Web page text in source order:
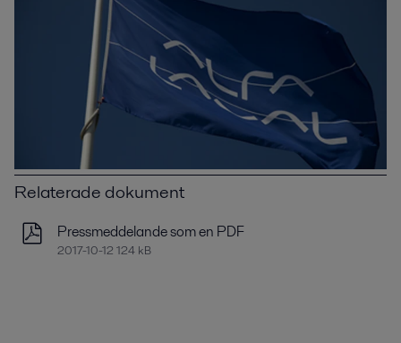
Relaterade dokument
Pressmeddelande som en PDF
2017-10-12 124 kB